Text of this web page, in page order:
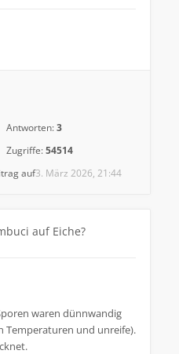
Antworten:3
Zugriffe:54514
3. März 2026, 21:44
auf
auf Eiche?
waren dünnwandig
Temperaturen und unreife).